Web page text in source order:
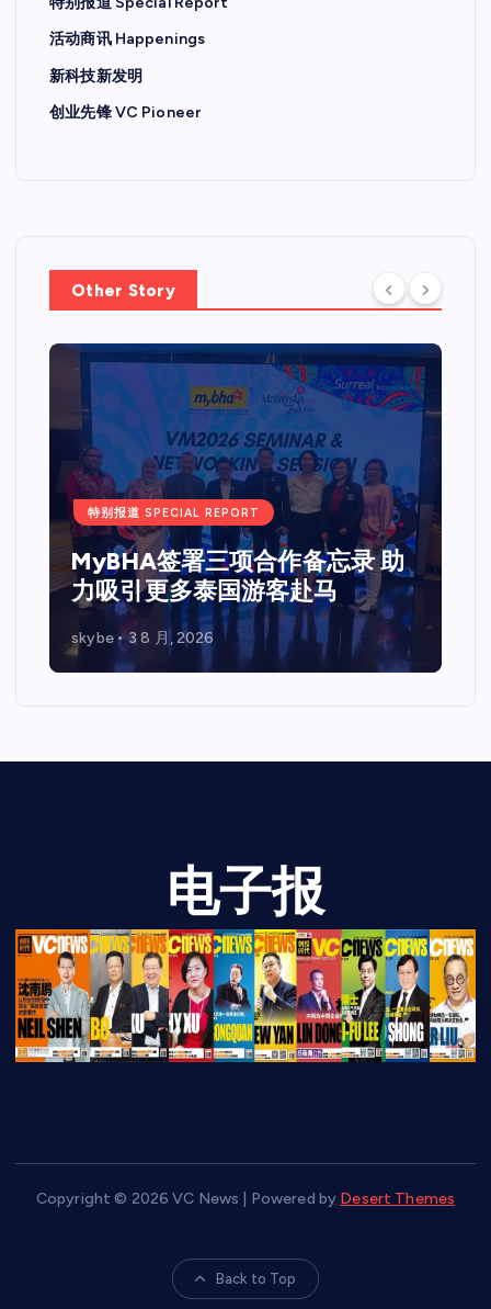
活动商讯 Happenings
新科技新发明
创业先锋 VC Pioneer
Other Story
特别报道 SPECIAL REPORT
MyBHA签署三项合作备忘录 助
力吸引更多泰国游客赴马
skybe 3 8 月, 2026
电子报
Copyright © 2026 VC News | Powered by Desert Themes
Back to Top